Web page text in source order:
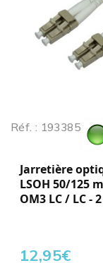
Réf. : 193385
Jarretière
LSOH 50/125
OM3 LC / LC -
12,95€